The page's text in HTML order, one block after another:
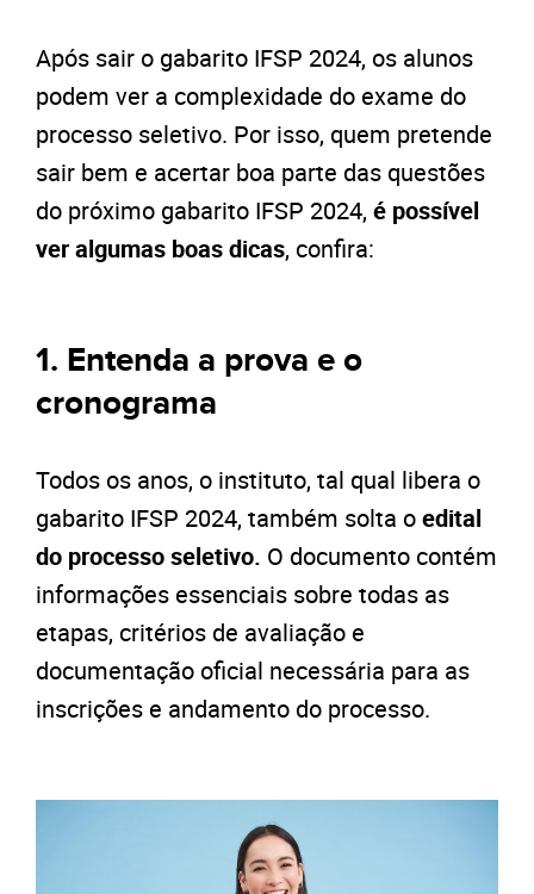
Após sair o gabarito IFSP 2024, os alunos
podem ver a complexidade do exame do
processo seletivo. Por isso, quem pretende
sair bem e acertar boa parte das questões
do próximo gabarito IFSP 2024, é possível
ver algumas boas dicas, confira:
1. Entenda a prova e o
cronograma
Todos os anos, o instituto, tal qual libera o
gabarito IFSP 2024, também solta oedital
do processo seletivo. O documento contém
informações essenciais sobre todas as
etapas, critérios de avaliação e
documentação oficial necessária para as
inscrições e andamento do processo.